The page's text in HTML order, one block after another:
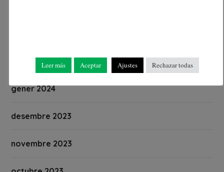
febrer 2024
gener 2024
desembre 2023
novembre 2023
Leer más Aceptar Ajustes Rechazar todas